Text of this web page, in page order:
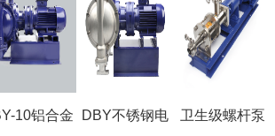
10铝合金 DBY不锈钢电 卫生级螺杆泵